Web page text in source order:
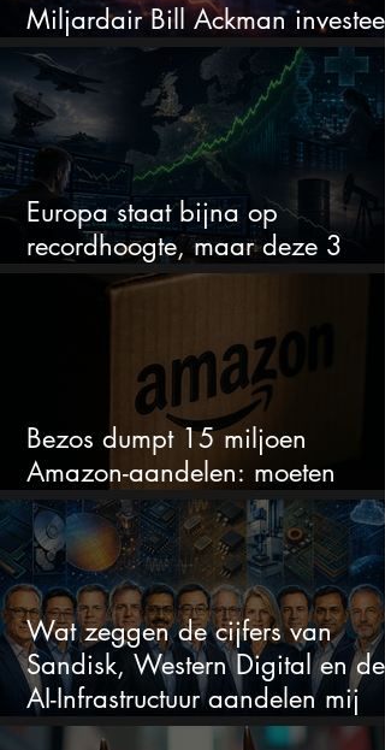
Miljardair Bill Ackman investeert
miljarden in dit techaandeel
Europa staat bijna op
recordhoogte, maar deze 3
sectoren vallen nu op
Bezos dumpt 15 miljoen
Amazon-aandelen: moeten
beleggers zich zorgen maken?
Wat zeggen de cijfers van
Sandisk, Western Digital en de
AI-Infrastructuur aandelen mij
werkelijk